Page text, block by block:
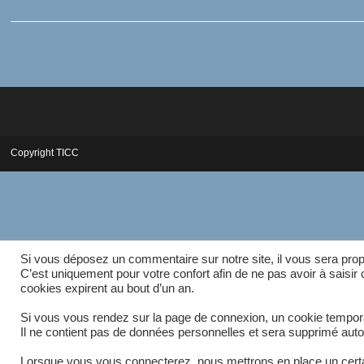
Copyright TICC
Si vous déposez un commentaire sur notre site, il vous sera
C’est uniquement pour votre confort afin de ne pas avoir à
cookies expirent au bout d’un an.
Si vous vous rendez sur la page de connexion, un cookie
Il ne contient pas de données personnelles et sera supprimé